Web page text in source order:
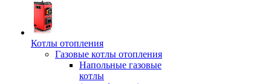
Котлы отопления
Газовые котлы отопления
Напольные газовые
котлы